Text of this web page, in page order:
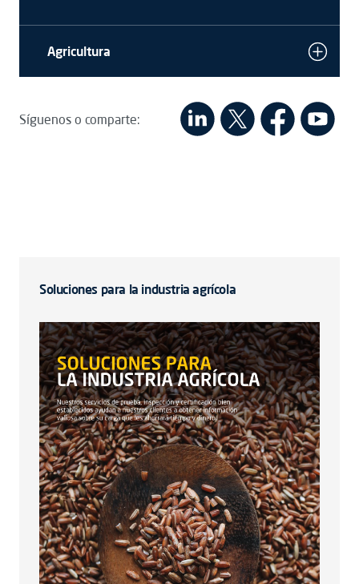
Agricultura
Síguenos o comparte:
Soluciones para la industria agrícola